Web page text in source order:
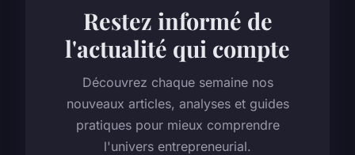
Restez informé de
l'actualité qui compte
Découvrez chaque semaine nos
nouveaux articles, analyses et guides
pratiques pour mieux comprendre
l'univers entrepreneurial.